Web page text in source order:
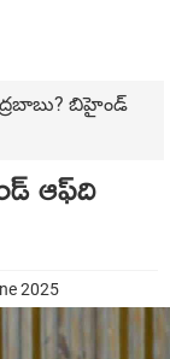
బిహైండ్
ఆఫ్‌ది
2025